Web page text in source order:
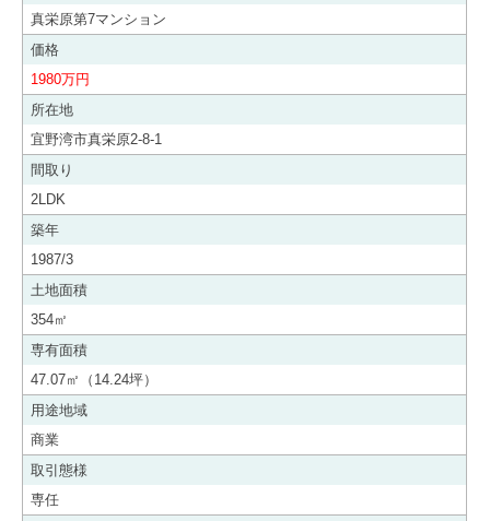
真栄原第7マンション
価格
1980万円
所在地
宜野湾市真栄原2-8-1
間取り
2LDK
築年
1987/3
土地面積
354㎡
専有面積
47.07㎡（14.24坪）
用途地域
商業
取引態様
専任